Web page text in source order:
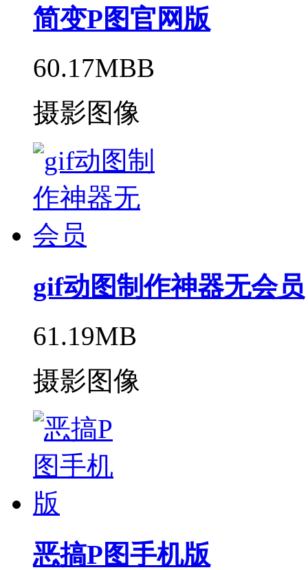
简变P图官网版
60.17MBB
摄影图像
gif动图制作神器无会员
61.19MB
摄影图像
恶搞P图手机版